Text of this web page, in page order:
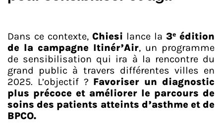
Dans ce contexte, Chiesi lance la 3ᵉ édition
de la campagne Itinér’Air, un programme
de sensibilisation qui ira à la rencontre du
grand public à travers différentes villes en
2025. L’objectif ? Favoriser un diagnostic
plus précoce et améliorer le parcours de
soins des patients atteints d’asthme et de
BPCO.